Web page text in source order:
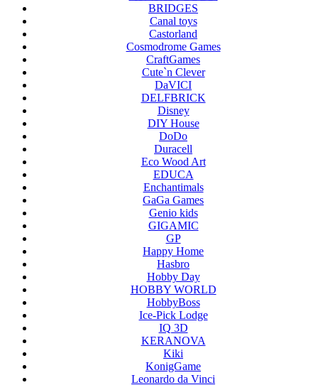
BRIDGES
Canal toys
Castorland
Cosmodrome Games
CraftGames
Cute`n Clever
DaVICI
DELFBRICK
Disney
DIY House
DoDo
Duracell
Eco Wood Art
EDUCA
Enchantimals
GaGa Games
Genio kids
GIGAMIC
GP
Happy Home
Hasbro
Hobby Day
HOBBY WORLD
HobbyBoss
Ice-Pick Lodge
IQ 3D
KERANOVA
Kiki
KonigGame
Leonardo da Vinci